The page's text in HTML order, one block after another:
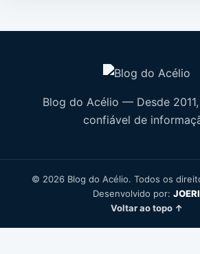
Blog do Acélio — Desde
confiável de
© 2026 Blog do Acélio. Todos os
Desenvolvido por: JOERI
Voltar ao topo ↑